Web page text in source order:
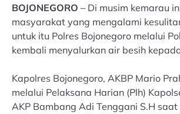
BOJONEGORO – Di musim kemarau
masyarakat yang mengalami
untuk itu Polres Bojonegoro melalui
kembali menyalurkan air besih
Kapolres Bojonegoro, AKBP Mario
melalui Pelaksana Harian (Plh)
AKP Bambang Adi Tenggani S.H